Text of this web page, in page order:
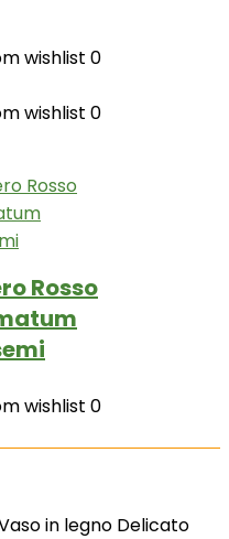
wishlist 0
wishlist 0
Rosso
wishlist 0
in legno Delicato